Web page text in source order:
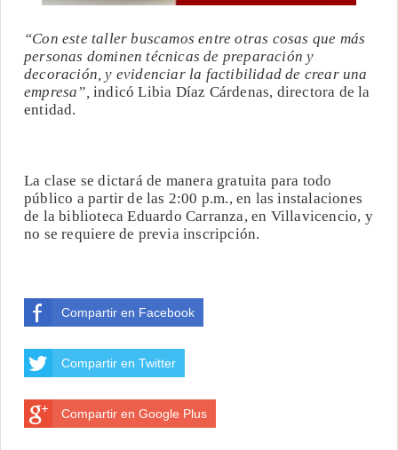
“Con este taller buscamos entre otras cosas que más
personas dominen técnicas de preparación y
decoración, y evidenciar la factibilidad de crear una
empresa”, indicó Libia Díaz Cárdenas, directora de la
entidad.
La clase se dictará de manera gratuita para todo
público a partir de las 2:00 p.m., en las instalaciones
de la biblioteca Eduardo Carranza, en Villavicencio, y
no se requiere de previa inscripción.
Compartir en Facebook
Compartir en Twitter
Compartir en Google Plus